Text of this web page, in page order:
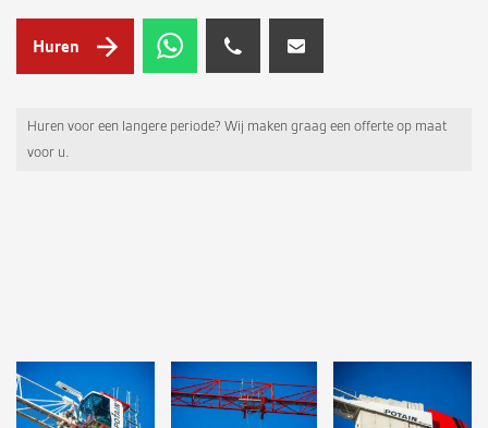
Huren
Huren voor een langere periode? Wij maken graag een offerte op maat
voor u.